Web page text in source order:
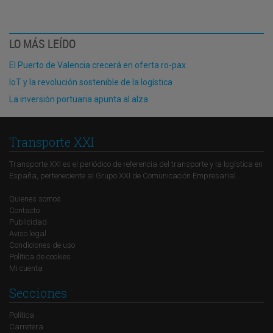
LO MÁS LEÍDO
El Puerto de Valencia crecerá en oferta ro-pax
IoT y la revolución sostenible de la logística
La inversión portuaria apunta al alza
Transporte XXI
Transporte XXI es el periódico de referencia del transporte y la logística en
España, perteneciente al Grupo XXI de Comunicación Empresarial.
Quienes somos
Contacto
Publicidad
Aviso legal
Condiciones de uso
Política de cookies
Mi cuenta
Secciones
Política
Carretera